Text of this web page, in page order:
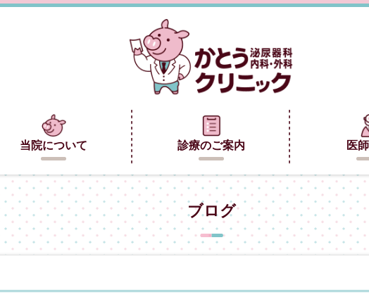
当院について 診療のご案内 医
ブログ